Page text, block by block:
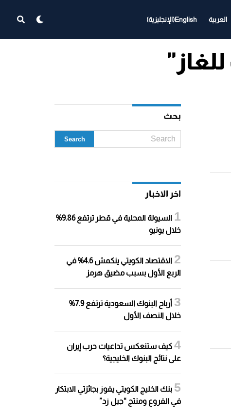
العربية English
(الإنجليزية)
بحث
اخر الاخبار
السيولة المحلية في قطر ترتفع 9.86%
خلال يونيو
الاقتصاد الكويتي ينكمش 4.6% في
الربع الأول بسبب مضيق هرمز
أرباح البنوك السعودية ترتفع 7.9%
خلال النصف الأول
كيف ستنعكس تداعيات حرب إيران
على نتائج البنوك الخليجية؟
بنك الخليج الكويتي يفوز بجائزتي الابتكار
في الفروع ومنتج “جيل زد”